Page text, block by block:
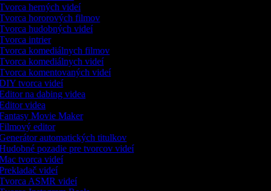
herných videí
hororových filmov
hudobných videí
intrier
komediálnych filmov
komediálnych videí
komentovaných videí
tvorca videí
na dabing videa
videa
Movie Maker
editor
automatických titulkov
pozadie pre tvorcov videí
tvorca videí
videí
ASMR videí